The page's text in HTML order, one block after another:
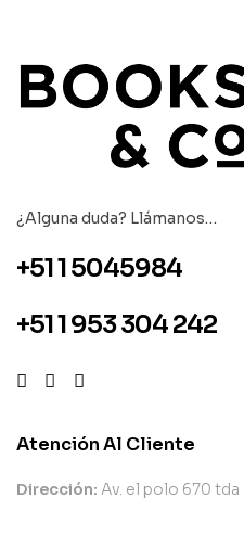
¿Alguna duda? Llámanos…
+51 1 5045984
+51 1 953 304 242
Atención Al Cliente
Dirección: Av. el polo 670 tda